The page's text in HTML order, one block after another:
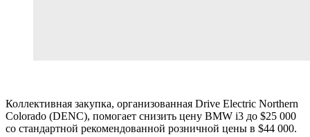
Коллективная закупка, организованная Drive Electric Northern
Colorado (DENC), помогает снизить цену BMW i3 до $25 000
со стандартной рекомендованной розничной цены в $44 000.